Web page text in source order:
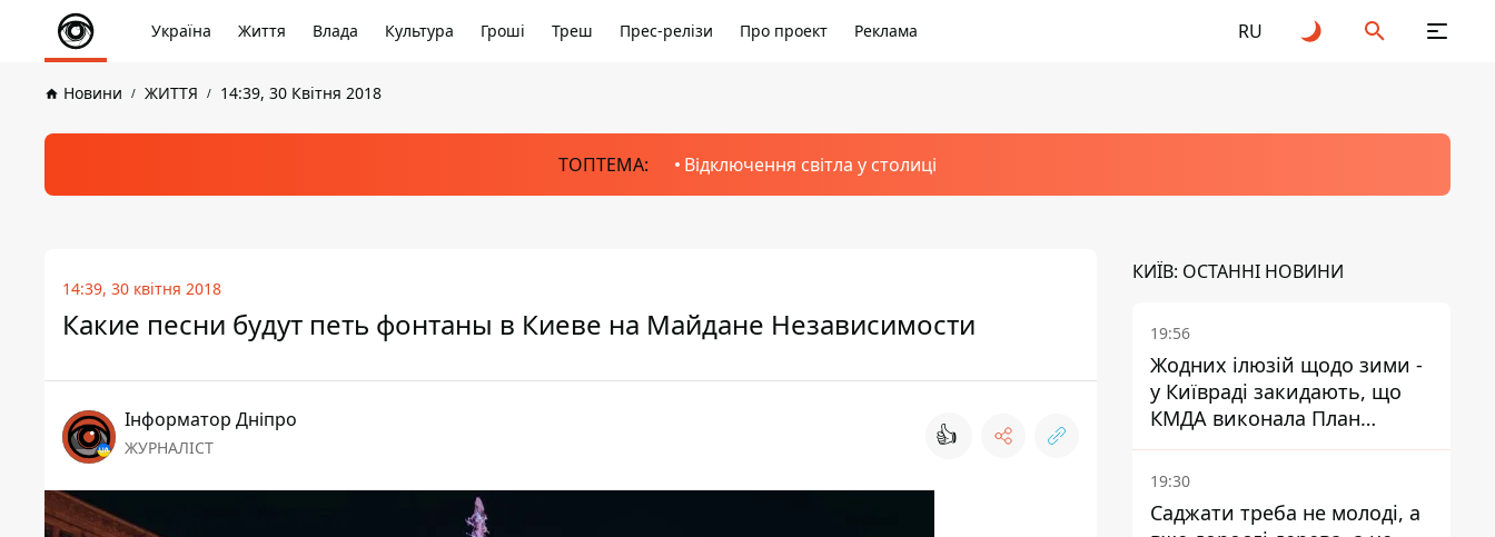
Україна Життя Влада Культура Гроші Треш Прес-релізи Про проект Реклама RU
Новини ЖИТТЯ 14:39, 30 Квітня 2018
ТОПТЕМА: Відключення світла у столиці
14:39, 30 квітня 2018
Какие песни будут петь фонтаны в Киеве на Майдане Независимости
Інформатор Дніпро
ЖУРНАЛІСТ 👍
КИЇВ: ОСТАННІ НОВИНИ
19:56
Жодних ілюзій щодо зими -
у Київраді закидають, що
КМДА виконала План
стійкості на 20%
19:30
Саджати треба не молоді, а